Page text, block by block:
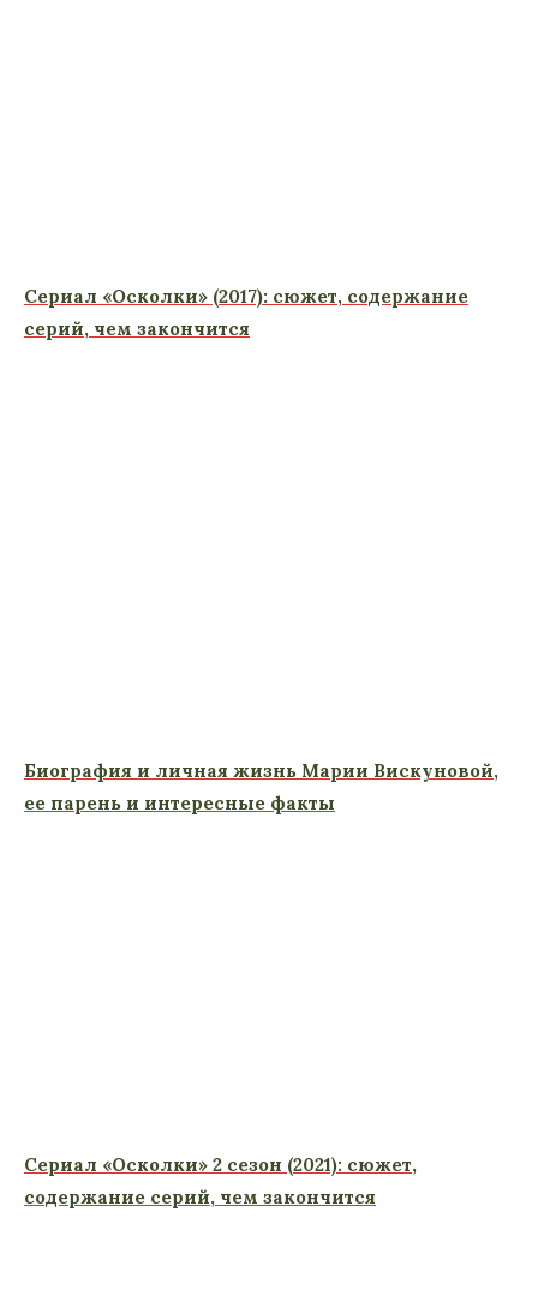
Сериал «Осколки» (2017): сюжет, содержание
серий, чем закончится
Биография и личная жизнь Марии Вискуновой,
ее парень и интересные факты
Сериал «Осколки» 2 сезон (2021): сюжет,
содержание серий, чем закончится